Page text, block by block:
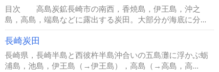
目次 高島炭鉱長崎市の南西，香焼島，伊王島，沖之
島，高島，端島などに露出する炭田。大部分が海底に分...
長崎炭田
長崎県，長崎半島と西彼杵半島沖合いの五島灘に浮かぶ蛎
浦島，池島，伊王島（→伊王島），高島（→高島，高...